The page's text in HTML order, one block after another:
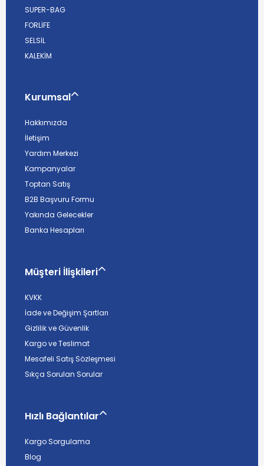
SUPER-BAG
FORLİFE
SELSİL
KALEKİM
Kurumsal
Hakkımızda
İletişim
Yardım Merkezi
Kampanyalar
Toptan Satış
B2B Başvuru Formu
Yakında Gelecekler
Banka Hesapları
Müşteri İlişkileri
KVKK
İade ve Değişim Şartları
Gizlilik ve Güvenlik
Kargo ve Teslimat
Mesafeli Satış Sözleşmesi
Sıkça Sorulan Sorular
Hızlı Bağlantılar
Kargo Sorgulama
Blog